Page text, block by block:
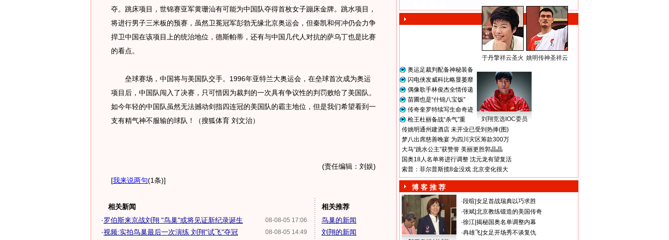
夺。跳床项目，世锦赛亚军黄珊汕有可能为中国队夺得首枚女子蹦床金牌。跳水项目，
将进行男子三米板的预赛，虽然卫冕冠军彭勃无缘北京奥运会，但秦凯和何冲仍会力争
捍卫中国在该项目上的统治地位，德斯帕蒂，还有与中国几代人对抗的萨乌丁也是比赛
的看点。
垒球赛场，中国将与美国队交手。1996年亚特兰大奥运会，在垒球首次成为奥运
项目后，中国队闯入了决赛，只可惜因为裁判的一次具有争议性的判罚败给了美国队。
如今年轻的中国队虽然无法撼动剑指四连冠的美国队的霸主地位，但是我们希望看到一
支有精气神不服输的球队！（搜狐体育 刘文治）
(责任编辑：刘娱)
[我来说两句(1条)]
相关新闻
08-08-05 17:06
·罗伯斯来京战刘翔 "鸟巢"或将见证新纪录诞生
08-08-05 14:49
·视频:实拍鸟巢最后一次演练 刘翔"试飞"夺冠
相关推荐
鸟巢的新闻
刘翔的新闻
于丹擎祥云圣火 姚明传神圣祥云
奥运足裁判配备神秘装备
闪电侠发威科比略显萎靡
偶像歌手林俊杰全情传递
苗圃也是“什锦八宝饭”
传奇奎罗特续写生命奇迹
枪王杜丽备战“杀气”重
刘翔竞选IOC委员
传姚明通州建酒店 未开业已受到热捧(图)
梦八出席慈善晚宴 为四川灾区筹款300万
大马“跳水公主”获赞誉 美丽更胜郭晶晶
国奥18人名单将进行调整 沈元龙有望复活
索普：菲尔普斯揽8金没戏 北京变化很大
博 客 推 荐
·段暄 女足首战瑞典以巧求胜
·张斌 北京教练锻造的美国传奇
·徐江 揭秘国奥名单调整内幕
·冉雄飞 女足开场秀不谈复仇